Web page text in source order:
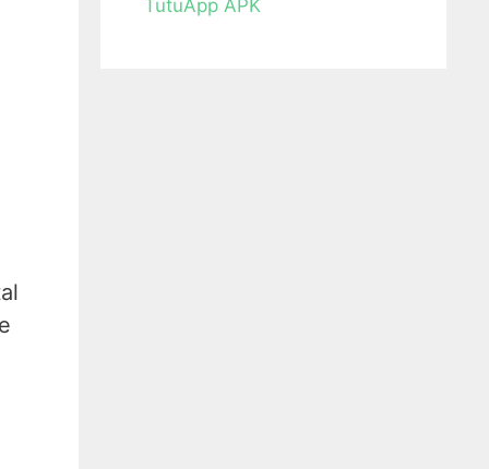
TutuApp APK